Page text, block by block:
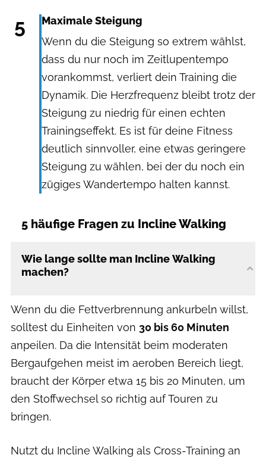
5
Maximale Steigung
Wenn du die Steigung so extrem wählst,
dass du nur noch im Zeitlupentempo
vorankommst, verliert dein Training die
Dynamik. Die Herzfrequenz bleibt trotz der
Steigung zu niedrig für einen echten
Trainingseffekt. Es ist für deine Fitness
deutlich sinnvoller, eine etwas geringere
Steigung zu wählen, bei der du noch ein
zügiges Wandertempo halten kannst.
5 häufige Fragen zu Incline Walking
Wie lange sollte man Incline Walking
machen?
Wenn du die Fettverbrennung ankurbeln willst,
solltest du Einheiten von 30 bis 60 Minuten
anpeilen. Da die Intensität beim moderaten
Bergaufgehen meist im aeroben Bereich liegt,
braucht der Körper etwa 15 bis 20 Minuten, um
den Stoffwechsel so richtig auf Touren zu
bringen.
Nutzt du Incline Walking als Cross-Training an